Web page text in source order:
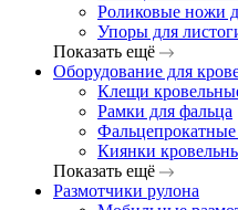
Роликовые ножи
Упоры для
Показать ещё
Оборудование для
Клещи
Рамки для фальца
Киянки
Показать ещё
Размотчики рулона